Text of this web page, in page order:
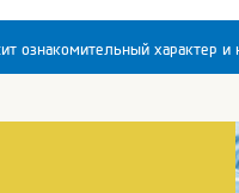
ознакомительный характер